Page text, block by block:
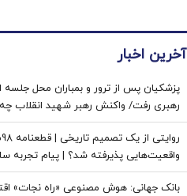
آخرین اخبار
پزشکیان پس از ترور و بمباران محل جلسه
رهبری رفت/ واکنش رهبر شهید انقلاب چه
1405
بانک جهانی: هوش مصنوعی «راه نجات»